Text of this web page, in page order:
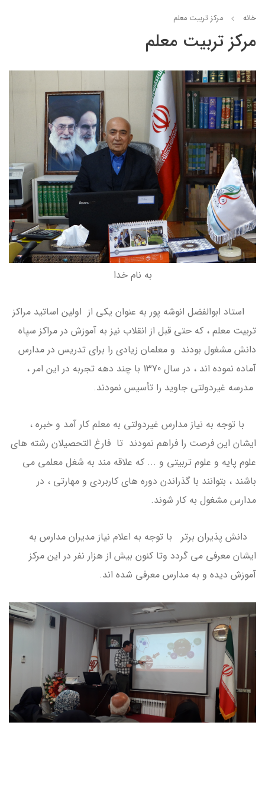
خانه مرکز تربیت معلم
مرکز تربیت معلم
به نام خدا
استاد ابوالفضل انوشه پور به عنوان یکی از اولین اساتید مراکز
تربیت معلم ، که حتی قبل از انقلاب نیز به آموزش در مراکز سپاه
دانش مشغول بودند و معلمان زیادی را برای تدریس در مدارس
آماده نموده اند ، در سال 1370 با چند دهه تجربه در این امر ،
مدرسه غیردولتی جاوید را تأسیس نمودند.
با توجه به نیاز مدارس غیردولتی به معلم کار آمد و خبره ،
ایشان این فرصت را فراهم نمودند تا فارغ التحصیلان رشته های
علوم پایه و علوم تربیتی و ... که علاقه مند به شغل معلمی می
باشند ، بتوانند با گذراندن دوره های کاربردی و مهارتی ، در
مدارس مشغول به کار شوند.
دانش پذیران برتر با توجه به اعلام نیاز مدیران مدارس به
ایشان معرفی می گردد وتا کنون بیش از هزار نفر در این مرکز
آموزش دیده و به مدارس معرفی شده اند.